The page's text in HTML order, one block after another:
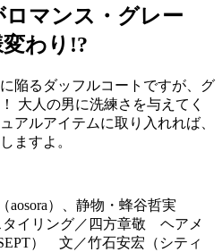
マンス・グレー
わり!?
陥るダッフルコートですが、グ
大人の男に洗練さを与えてく
アルアイテムに取り入れれば、
ますよ。
aosora）、静物・蜂谷哲実
タイリング／四方章敬 ヘアメ
） 文／竹石安宏（シティ